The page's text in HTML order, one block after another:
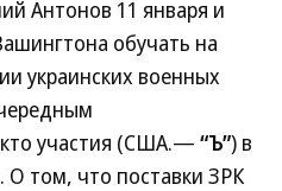
Антонов 11 января и
обучать на
украинских военных
участия (США.— “Ъ”) в
О том, что поставки ЗРК